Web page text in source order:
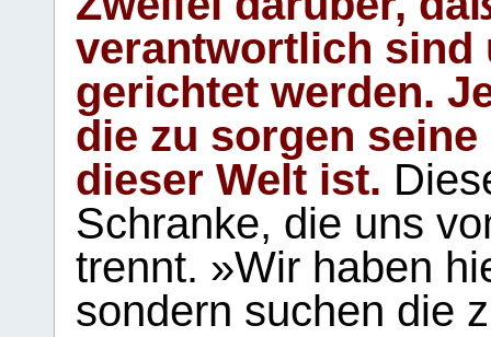
verantwortlich sind
gerichtet werden.
die zu sorgen
dieser Welt ist.
Schranke, die uns
trennt. »Wir haben
sondern suchen die